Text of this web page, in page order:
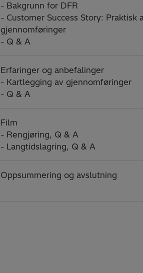
- Bakgrunn for DFR
- Customer Success Story: Praktisk
gjennomføringer
- Q & A
Erfaringer og anbefalinger
- Kartlegging av gjennomføringer
- Q & A
Film
- Rengjøring, Q & A
- Langtidslagring, Q & A
Oppsummering og avslutning